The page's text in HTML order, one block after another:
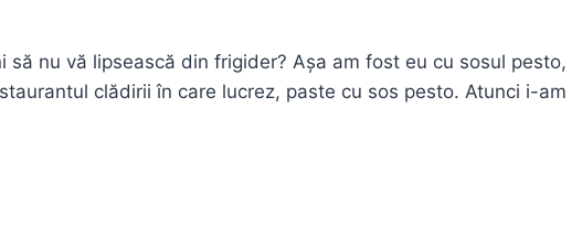
nu vă lipsească din frigider? Așa am fost eu cu sosul pesto,
clădirii în care lucrez, paste cu sos pesto. Atunci i-am